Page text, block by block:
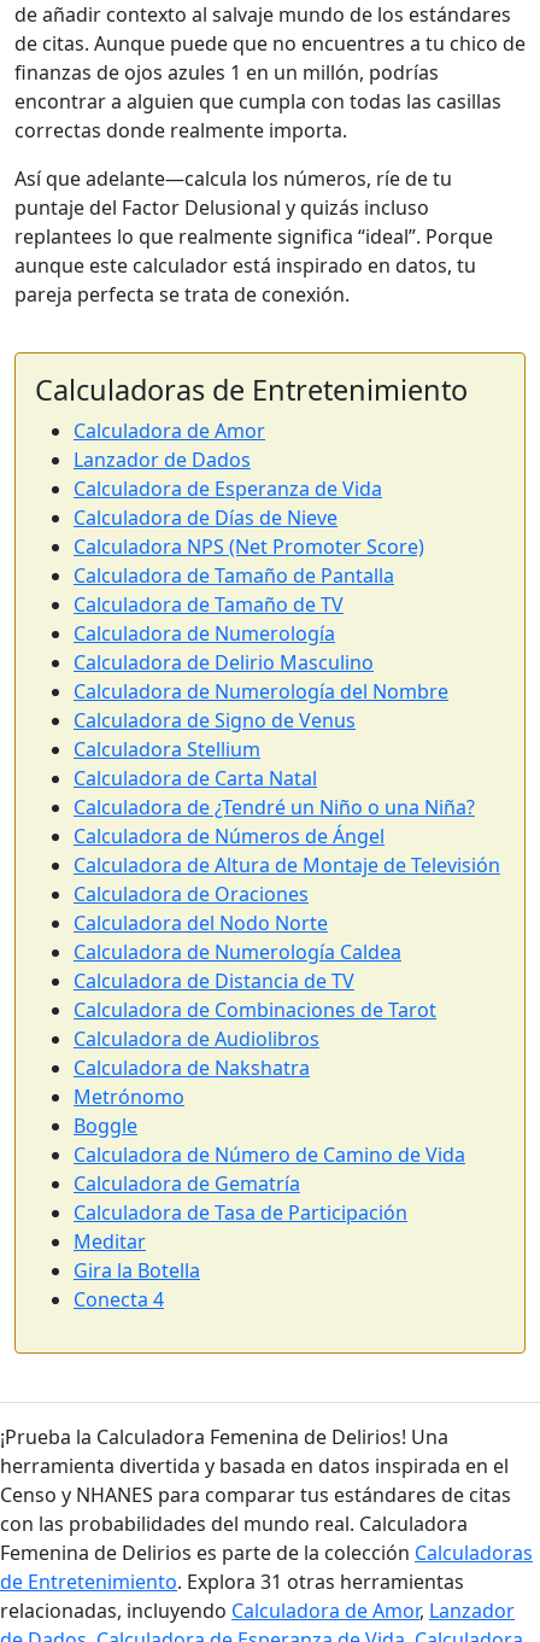
de añadir contexto al salvaje mundo de los estándares
de citas. Aunque puede que no encuentres a tu chico de
finanzas de ojos azules 1 en un millón, podrías
encontrar a alguien que cumpla con todas las casillas
correctas donde realmente importa.
Así que adelante—calcula los números, ríe de tu
puntaje del Factor Delusional y quizás incluso
replantees lo que realmente significa “ideal”. Porque
aunque este calculador está inspirado en datos, tu
pareja perfecta se trata de conexión.
Calculadoras de Entretenimiento
Calculadora de Amor
Lanzador de Dados
Calculadora de Esperanza de Vida
Calculadora de Días de Nieve
Calculadora NPS (Net Promoter Score)
Calculadora de Tamaño de Pantalla
Calculadora de Tamaño de TV
Calculadora de Numerología
Calculadora de Delirio Masculino
Calculadora de Numerología del Nombre
Calculadora de Signo de Venus
Calculadora Stellium
Calculadora de Carta Natal
Calculadora de ¿Tendré un Niño o una Niña?
Calculadora de Números de Ángel
Calculadora de Altura de Montaje de Televisión
Calculadora de Oraciones
Calculadora del Nodo Norte
Calculadora de Numerología Caldea
Calculadora de Distancia de TV
Calculadora de Combinaciones de Tarot
Calculadora de Audiolibros
Calculadora de Nakshatra
Metrónomo
Boggle
Calculadora de Número de Camino de Vida
Calculadora de Gematría
Calculadora de Tasa de Participación
Meditar
Gira la Botella
Conecta 4
¡Prueba la Calculadora Femenina de Delirios! Una
herramienta divertida y basada en datos inspirada en el
Censo y NHANES para comparar tus estándares de citas
con las probabilidades del mundo real. Calculadora
Femenina de Delirios es parte de la colección Calculadoras
de Entretenimiento. Explora 31 otras herramientas
relacionadas, incluyendo Calculadora de Amor, Lanzador